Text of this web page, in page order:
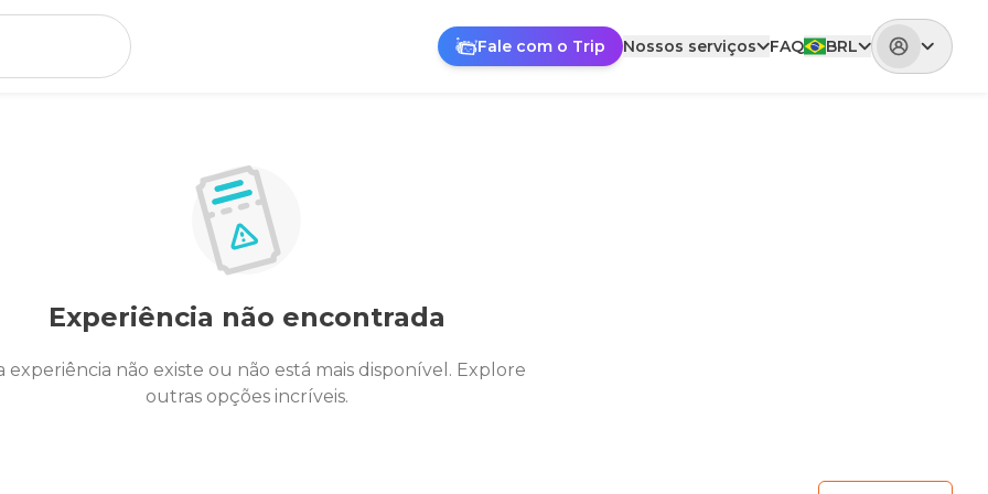
Fale com o Trip Nossos serviços FAQ BRL
Experiência não encontrada
experiência não existe ou não está mais disponível. Explore
outras opções incríveis.